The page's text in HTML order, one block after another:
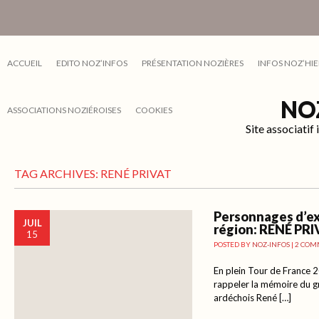
ACCUEIL EDITO NOZ’INFOS PRÉSENTATION NOZIÈRES INFOS
ASSOCIATIONS NOZIÉROISES COOKIES
Site associatif
TAG ARCHIVES: RENÉ PRIVAT
JUIL
15
Personnages
région: RENÉ
POSTED BY NOZ-INFOS | 2
En plein Tour de France
rappeler la mémoire du
ardéchois René […]